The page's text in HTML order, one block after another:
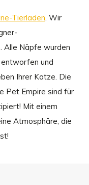
Tierladen. Wir
Alle Näpfe wurden
und
Ihrer Katze. Die
Pet Empire sind für
Mit einem
Atmosphäre, die